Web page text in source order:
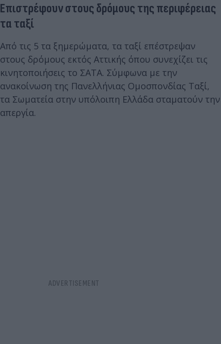
Επιστρέφουν στους δρόμους της περιφέρειας
τα ταξί
Από τις 5 τα ξημερώματα, τα ταξί επέστρεψαν
στους δρόμους εκτός Αττικής όπου συνεχίζει τις
κινητοποιήσεις το ΣΑΤΑ. Σύμφωνα με την
ανακοίνωση της Πανελλήνιας Ομοσπονδίας Ταξί,
τα Σωματεία στην υπόλοιπη Ελλάδα σταματούν την
απεργία.